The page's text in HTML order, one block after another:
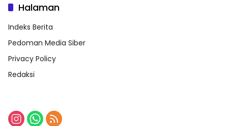
Halaman
Indeks Berita
Pedoman Media Siber
Privacy Policy
Redaksi